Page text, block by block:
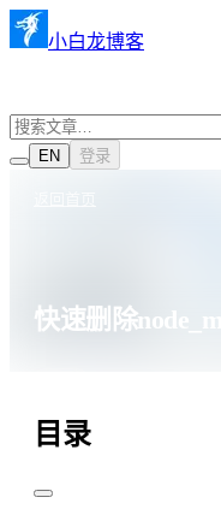
小白龙博客
EN 登录
快速删除
目录